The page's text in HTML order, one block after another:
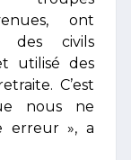
ont
des civils
utilisé des
C’est
nous ne
erreur », a